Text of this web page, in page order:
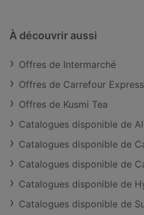
À découvrir aussi
Offres de Intermarché
Offres de Carrefour Express
Offres de Kusmi Tea
Catalogues disponible de
Catalogues disponible de
Catalogues disponible de
Catalogues disponible de
Catalogues disponible de